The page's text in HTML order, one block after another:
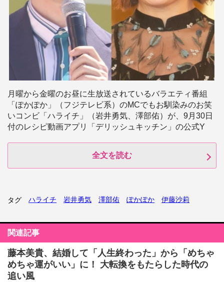
月曜から金曜のお昼に生放送されているバラエティ番組
「ぽかぽか」（フジテレビ系）のMCでもお馴染みのお笑
いコンビ「ハライチ」（岩井勇気、澤部佑）が、9月30日
付のレシピ動画アプリ「デリッシュキッチン」の公式Y
全文を読む
タグ ハライチ 岩井勇気 澤部佑 ぽかぽか 伊藤沙莉
関連記事
藤本美貴、結婚して「人生終わった」から「めちゃ
めちゃ運がいい」に！ 大転換をもたらした時代の
追い風